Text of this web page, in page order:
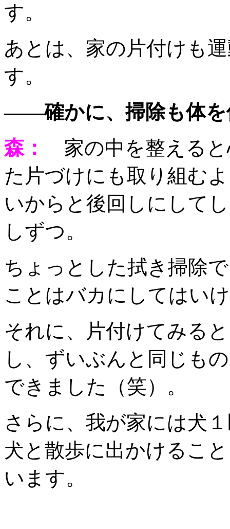
す。
あとは、家の片付けも
す。
——確かに、掃除も体を
森：
家の中を整える
た片づけにも取り組む
いからと後回しにして
しずつ。
ちょっとした拭き掃除
ことはバカにしてはい
それに、片付けてみる
し、ずいぶんと同じも
できました（笑）。
さらに、我が家には犬
犬と散歩に出かけるこ
います。